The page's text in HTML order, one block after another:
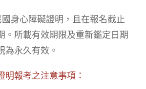
身心障礙證明，且在報名截止
。所載有效期限及重新鑑定日期
為永久有效。
明報考之注意事項：